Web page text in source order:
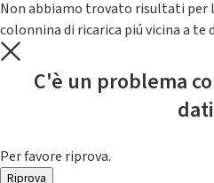
Non abbiamo trovato risultati per
colonnina di ricarica piú vicina a
C'è un problema
Per favore riprova.
Riprova